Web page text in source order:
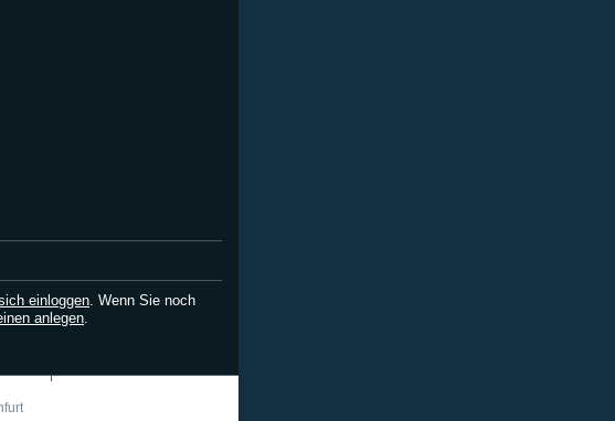
einloggen. Wenn Sie noch
anlegen.